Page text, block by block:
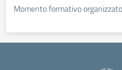
Momento formativo